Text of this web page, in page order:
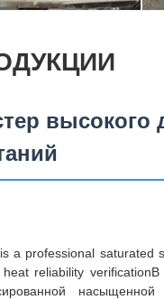
высокого
a professional saturated
reliability
насыщенной